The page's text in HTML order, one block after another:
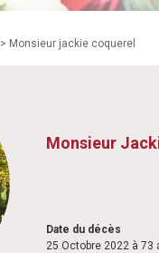
> Monsieur jackie coquerel
Monsieur
Date du décès
25 Octobre 2022 à 73